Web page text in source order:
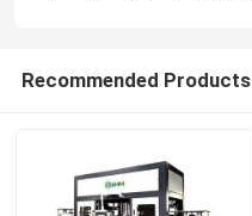
Recommended Products